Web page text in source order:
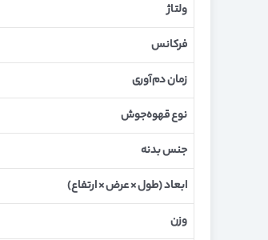
ولتاژ
فرکانس
زمان دم‌آوری
نوع قهوه‌جوش
جنس بدنه
ابعاد (طول × عرض × ارتفاع)
وزن